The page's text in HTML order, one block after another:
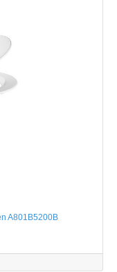
A801B5200B